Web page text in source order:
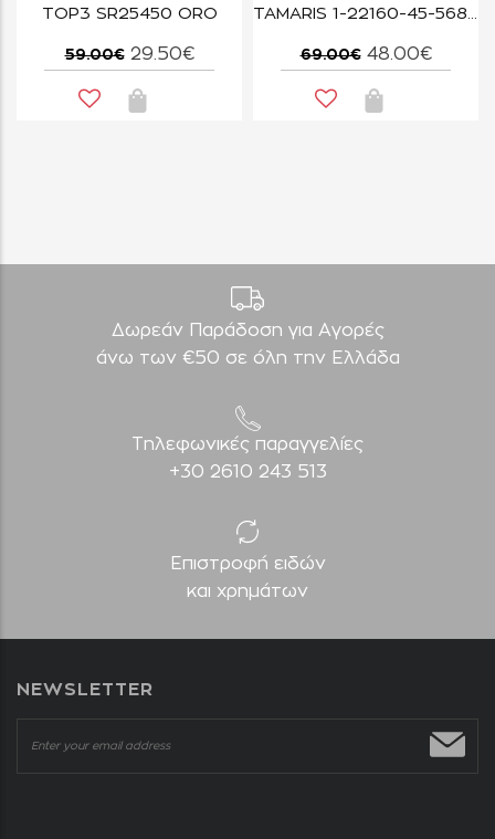
TOP3 SR25450 ORO
59.00€ 29.50€
TAMARIS 1-22160-45-568 MERLOT
69.00€ 48.00€
Δωρεάν Παράδοση για Aγορές
άνω των €50 σε όλη την Ελλάδα
Τηλεφωνικές παραγγελίες
+30 2610 243 513
Επιστροφή ειδών
και χρημάτων
NEWSLETTER